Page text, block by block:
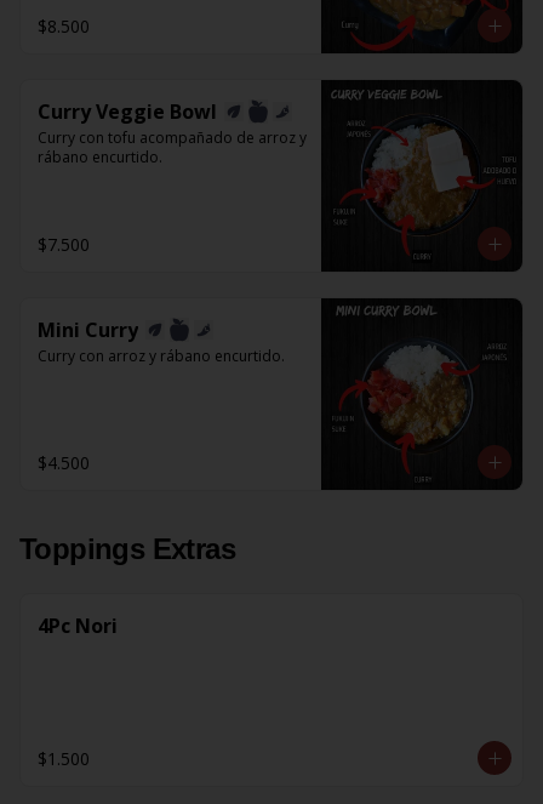
$8.500
Curry Veggie Bowl
Curry con tofu acompañado de arroz y
rábano encurtido.
$7.500
Mini Curry
Curry con arroz y rábano encurtido.
$4.500
Toppings Extras
4Pc Nori
$1.500